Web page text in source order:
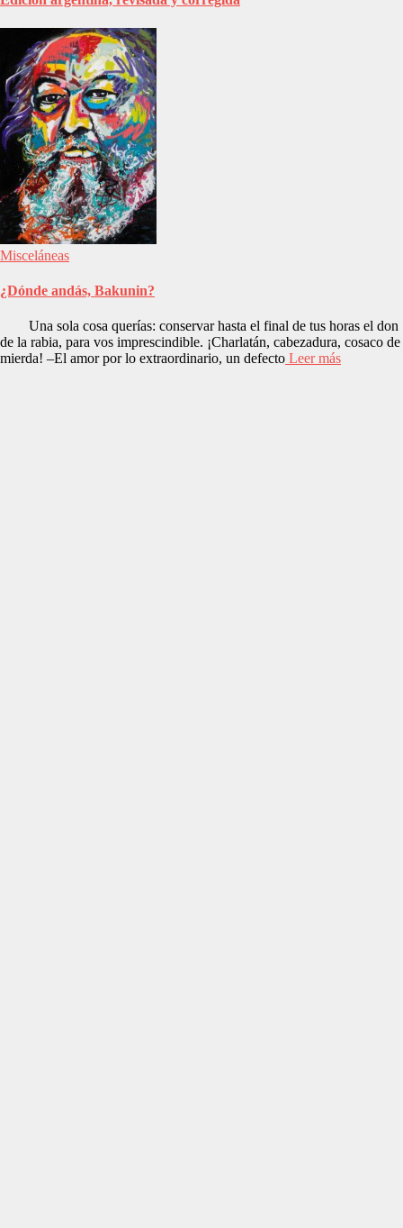
Misceláneas
¿Dónde andás, Bakunin?
Una sola cosa querías: conservar hasta el final de tus horas el don
de la rabia, para vos imprescindible. ¡Charlatán, cabezadura, cosaco de
mierda! –El amor por lo extraordinario, un defecto Leer más